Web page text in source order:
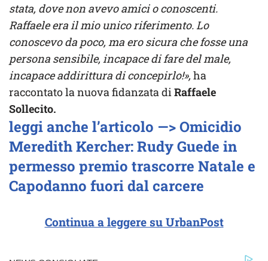
stata, dove non avevo amici o conoscenti.
Raffaele era il mio unico riferimento. Lo
conoscevo da poco, ma ero sicura che fosse una
persona sensibile, incapace di fare del male,
incapace addirittura di concepirlo!»,ha
raccontato la nuova fidanzata diRaffaele
Sollecito.
leggi anche l’articolo —> Omicidio
Meredith Kercher: Rudy Guede in
permesso premio trascorre Natale e
Capodanno fuori dal carcere
Continua a leggere su UrbanPost